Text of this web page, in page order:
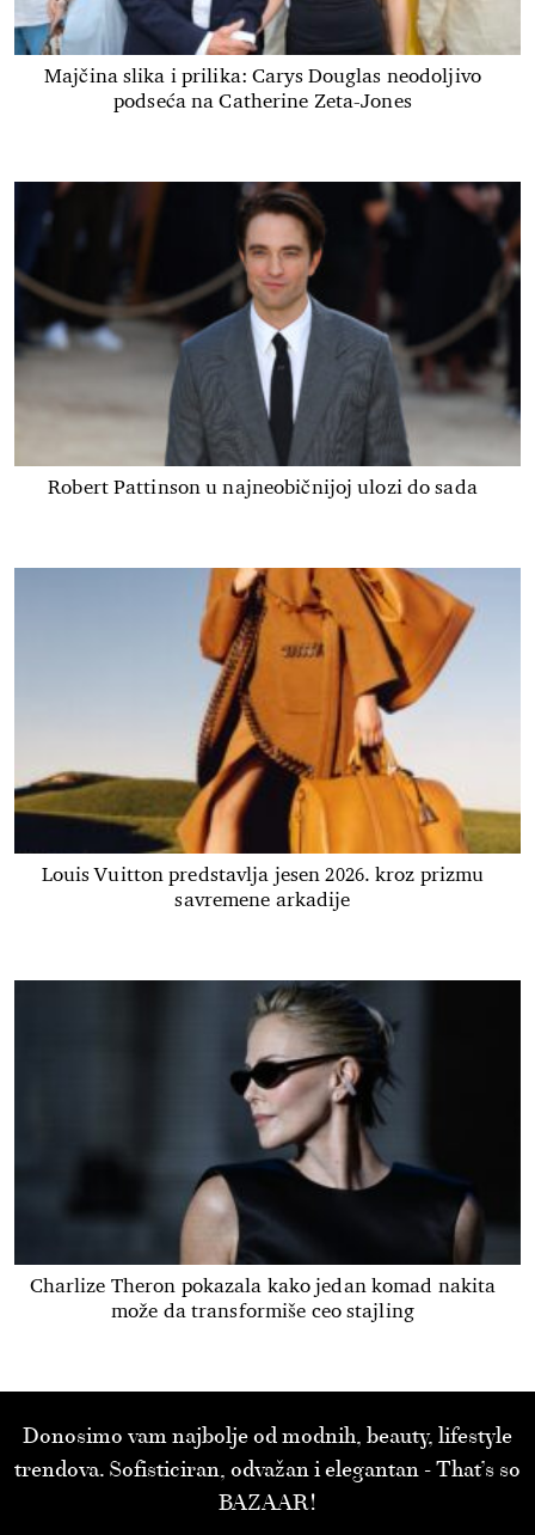
Majčina slika i prilika: Carys Douglas neodoljivo
podseća na Catherine Zeta-Jones
Robert Pattinson u najneobičnijoj ulozi do sada
Louis Vuitton predstavlja jesen 2026. kroz prizmu
savremene arkadije
Charlize Theron pokazala kako jedan komad nakita
može da transformiše ceo stajling
Donosimo vam najbolje od modnih, beauty, lifestyle
trendova. Sofisticiran, odvažan i elegantan - That’s so
BAZAAR!